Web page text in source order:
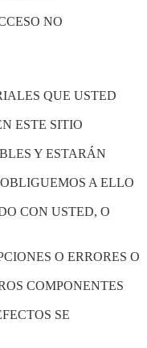
NO
QUE USTED
ESTE SITIO
Y ESTARÁN
A ELLO
CON USTED, O
O ERRORES O
COMPONENTES
SE